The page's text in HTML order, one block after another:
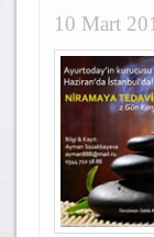
10 Mart